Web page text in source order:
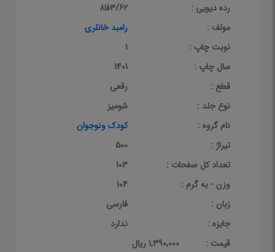
رده دیویی :
3/62فا8
مولف :
رامبد خانلری
نوبت چاپ :
1
سال چاپ :
1401
قطع :
رقعی
نوع جلد :
شومیز
نام گروه :
کودک ونوجوان
تیراژ :
500
تعداد کل صفحات :
103
وزن - به گرم :
104
زبان :
فارسی
جایزه :
ندارد
قيمت :
1,390,000 ریال